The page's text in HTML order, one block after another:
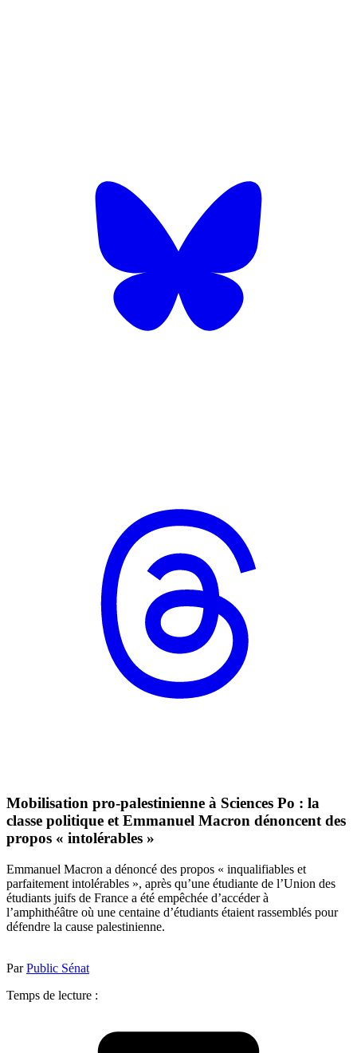
Mobilisation pro-palestinienne à Sciences Po : la
classe politique et Emmanuel Macron dénoncent des
propos « intolérables »
Emmanuel Macron a dénoncé des propos « inqualifiables et
parfaitement intolérables », après qu’une étudiante de l’Union des
étudiants juifs de France a été empêchée d’accéder à
l’amphithéâtre où une centaine d’étudiants étaient rassemblés pour
défendre la cause palestinienne.
ParPublic Sénat
Temps de lecture :